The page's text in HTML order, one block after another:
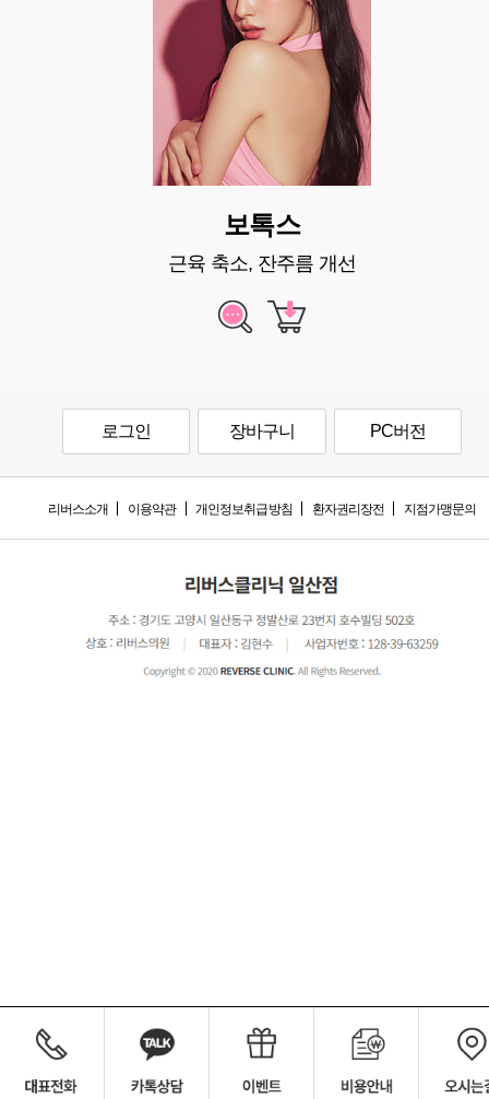
보톡스
근육 축소, 잔주름 개선
로그인 장바구니 PC버전
리버스소개 이용약관 개인정보취급방침 환자권리장전 지점가맹문의